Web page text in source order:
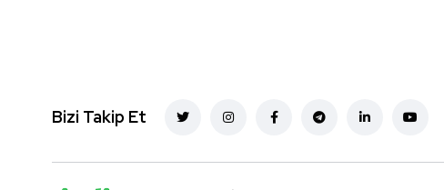
Bizi Takip Et